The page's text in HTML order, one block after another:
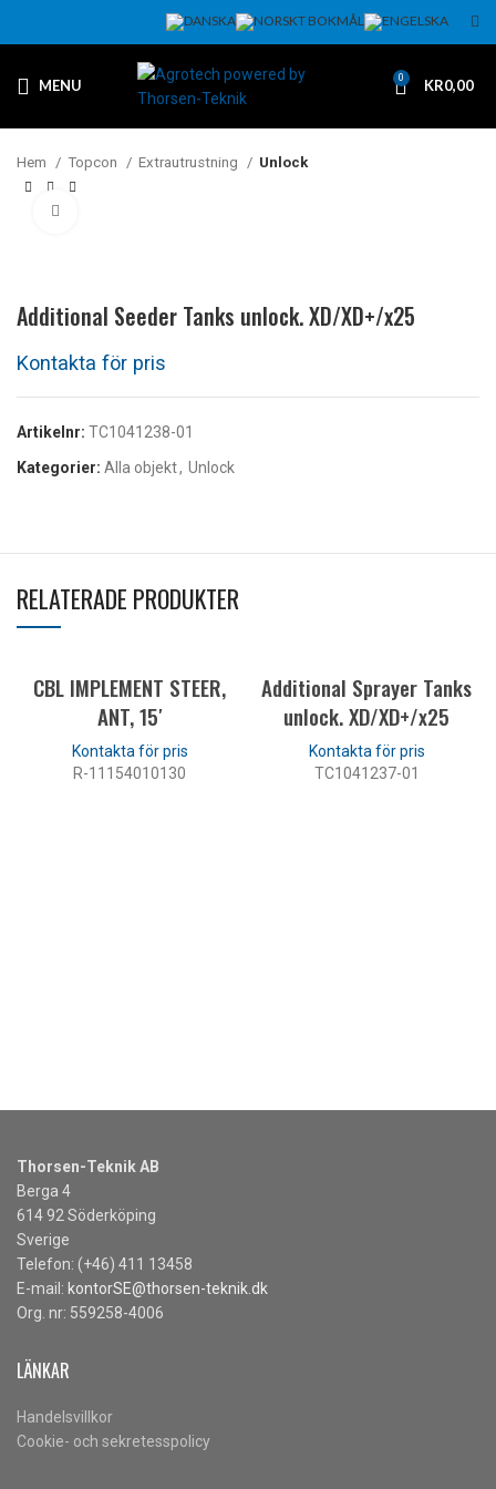
MENU 0 KR0,00
Hem Topcon Extrautrustning Unlock
Additional Seeder Tanks unlock. XD/XD+/x25
Artikelnr: TC1041238-01
Kategorier: Alla objekt, Unlock
RELATERADE PRODUKTER
CBL IMPLEMENT STEER,
ANT, 15′
R-11154010130
Additional Sprayer Tanks
unlock. XD/XD+/x25
TC1041237-01
Thorsen-Teknik AB
Berga 4
614 92 Söderköping
Sverige
Telefon: (+46) 411 13458
E-mail: kontorSE@thorsen-teknik.dk
Org. nr: 559258-4006
LÄNKAR
Handelsvillkor
Cookie- och sekretesspolicy